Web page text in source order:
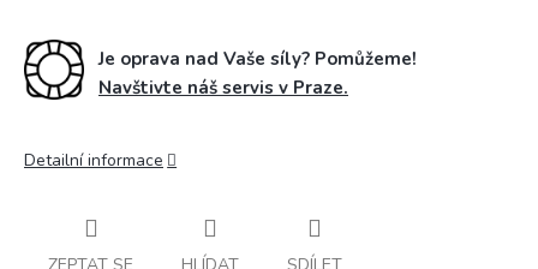
Je oprava nad Vaše síly? Pomůžeme!
Navštivte náš servis v Praze.
Detailní informace
ZEPTAT SE HLÍDAT SDÍLET